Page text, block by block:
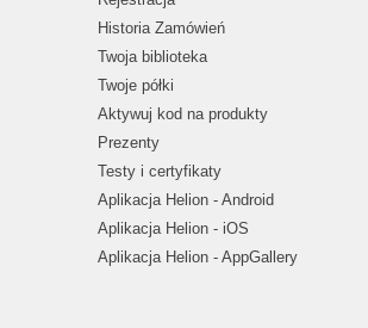
Historia Zamówień
Twoja biblioteka
Twoje półki
Aktywuj kod na produkty
Prezenty
Testy i certyfikaty
Aplikacja Helion - Android
Aplikacja Helion - iOS
Aplikacja Helion - AppGallery